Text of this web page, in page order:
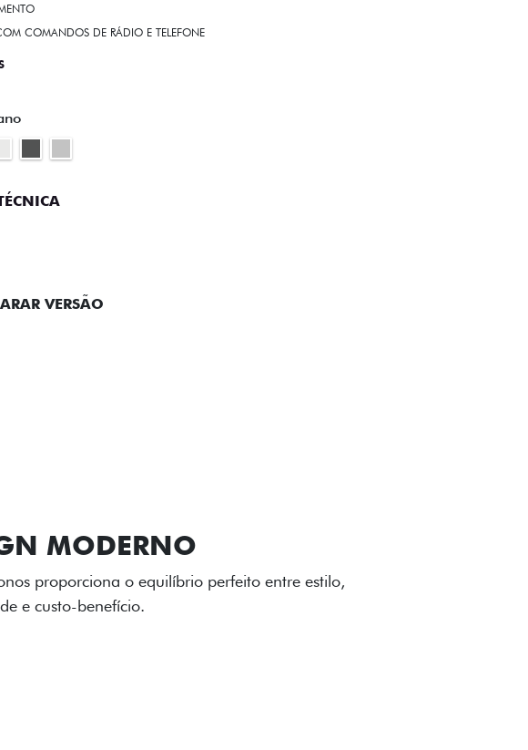
COMANDOS DE RÁDIO E TELEFONE
VERSÃO
DE LIGA-LEVE
liga leve com desenho dinâmico e acabamento
elevam o estilo do Fiat Cronos, trazendo mais